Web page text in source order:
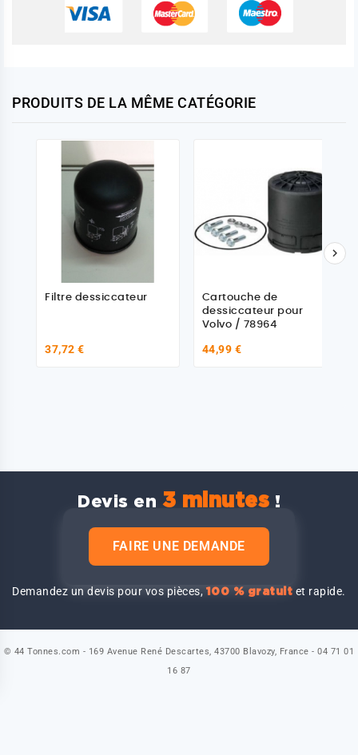
PRODUITS DE LA MÊME CATÉGORIE
Filtre dessiccateur
37,72 €
Cartouche de
dessiccateur pour
Volvo / 78964
44,99 €

Devis en 3 minutes !
FAIRE UNE DEMANDE
Demandez un devis pour vos pièces,100 % gratuit et rapide.
© 44 Tonnes.com - 169 Avenue René Descartes, 43700 Blavozy, France - 04 71 01
16 87